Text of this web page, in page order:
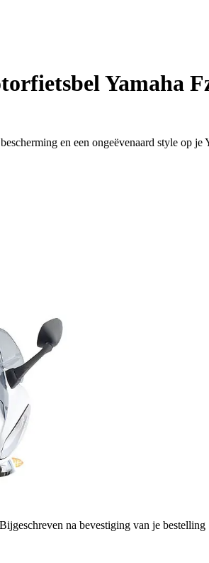
Yamaha
en een ongeëvenaard style op je
Bijgeschreven na bevestiging van je bestelling